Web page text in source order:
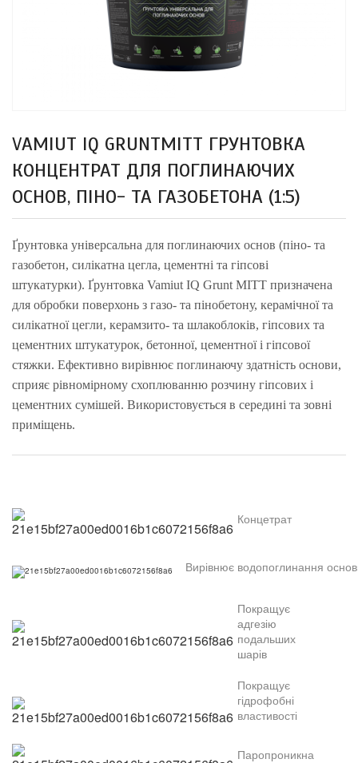
VAMIUT IQ GRUNTMITT ГРУНТОВКА
КОНЦЕНТРАТ ДЛЯ ПОГЛИНАЮЧИХ
ОСНОВ, ПІНО- ТА ГАЗОБЕТОНА (1:5)
Ґрунтовка універсальна для поглинаючих основ (піно- та
газобетон, силікатна цегла, цементні та гіпсові
штукатурки). Ґрунтовка Vamiut IQ Grunt MITT призначена
для обробки поверхонь з газо- та пінобетону, керамічної та
силікатної цегли, керамзито- та шлакоблоків, гіпсових та
цементних штукатурок, бетонної, цементної і гіпсової
стяжки. Ефективно вирівнює поглинаючу здатність основи,
сприяє рівномірному схоплюванню розчину гіпсових і
цементних сумішей. Використовується в середині та зовні
приміщень.
Концетрат
Вирівнює водопоглинання
Покращує
адгезію
подальших
шарів
Покращує
гідрофобні
властивості
Паропроникна